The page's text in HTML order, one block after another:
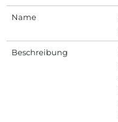
Name
Beschreibung